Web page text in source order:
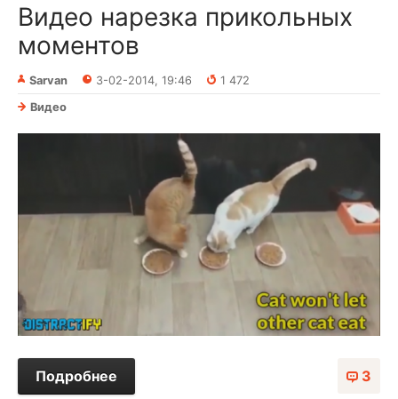
Видео нарезка прикольных
моментов
Sarvan 3-02-2014, 19:46
1 472
Видео
3
Подробнее